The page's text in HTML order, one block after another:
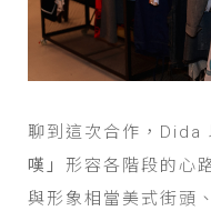
聊到這次合作，Dida
嘆」 形容各階段的心
與形象相當美式街頭